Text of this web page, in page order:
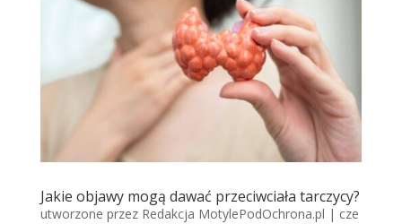
Jakie objawy mogą dawać przeciwciała tarczycy?
utworzone przez Redakcja MotylePodOchrona.pl | cze